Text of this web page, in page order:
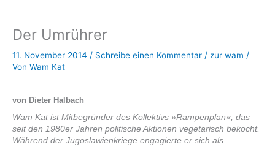
Der Umrührer
11. November 2014 / Schreibe einen Kommentar / zur wam /
Von Wam Kat
von Dieter Halbach
Wam Kat ist Mitbegründer des Kollektivs »Rampenplan«, das
seit den 1980er Jahren ­politische Aktionen vegetarisch bekocht.
Während der Jugoslawienkriege engagierte er sich als